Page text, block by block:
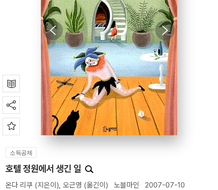
소득공제
호텔 정원에서 생긴 일
온다 리쿠 (지은이), 오근영 (옮긴이) 노블마인 2007-07-10